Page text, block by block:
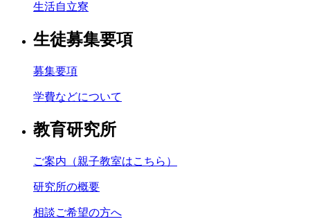
生活自立寮
生徒募集要項
募集要項
学費などについて
教育研究所
ご案内（親子教室はこちら）
研究所の概要
相談ご希望の方へ